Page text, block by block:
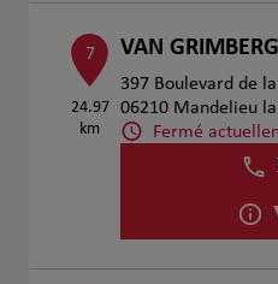
7
24.97
km
VAN
397 Boulevard de
06210 Mandelieu
Fermé